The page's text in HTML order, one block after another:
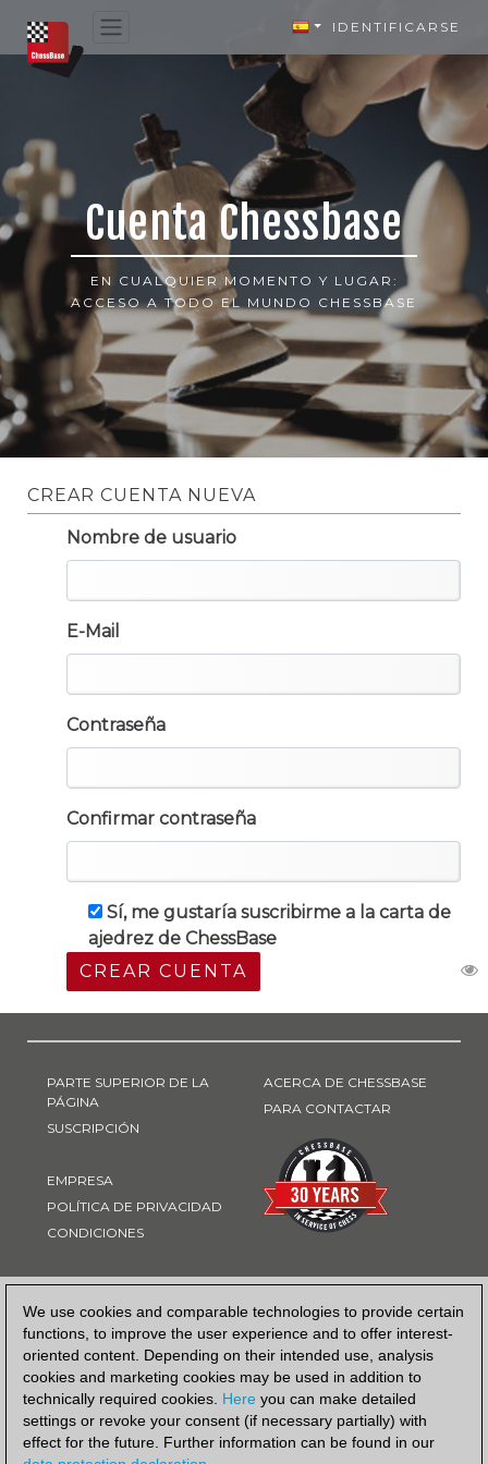
We use cookies and comparable technologies to provide certain
functions, to improve the user experience and to offer interest-
oriented content. Depending on their intended use, analysis
cookies and marketing cookies may be used in addition to
technically required cookies. Here you can make detailed
settings or revoke your consent (if necessary partially) with
effect for the future. Further information can be found in our
IDENTIFICARSE
Cuenta Chessbase
EN CUALQUIER MOMENTO Y LUGAR:
ACCESO A TODO EL MUNDO CHESSBASE
CREAR CUENTA NUEVA
Nombre de usuario
E-Mail
Contraseña
Confirmar contraseña
Sí, me gustaría suscribirme a la carta de
ajedrez de ChessBase
CREAR CUENTA
PARTE SUPERIOR DE LA
PÁGINA
SUSCRIPCIÓN
EMPRESA
POLÍTICA DE PRIVACIDAD
CONDICIONES
ACERCA DE CHESSBASE
PARA CONTACTAR
FORMA DE PAGO